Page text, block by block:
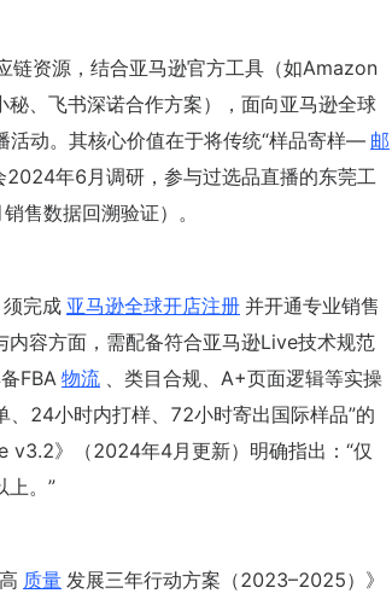
链资源，结合亚马逊官方工具（如Amazon
、飞书深诺合作方案），面向亚马逊全球
活动。其核心价值在于将传统“样品寄样— 邮
年6月调研，参与过选品直播的东莞工
售数据回溯验证）。
完成 亚马逊全球开店注册 并开通专业销售
容方面，需配备符合亚马逊Live技术规范
FBA 物流 、类目合规、A+页面逻辑等实操
、24小时内打样、72小时寄出国际样品”的
》（2024年4月更新）明确指出：“仅
上。”
质量 发展三年行动方案（2023–2025）》